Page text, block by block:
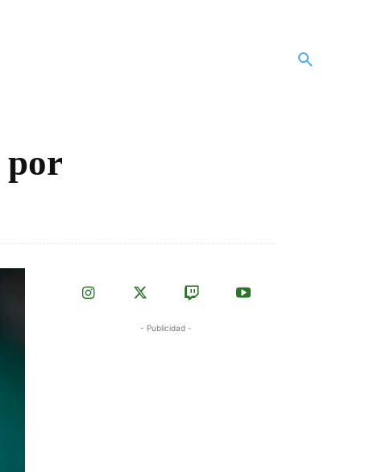
por
- Publicidad -